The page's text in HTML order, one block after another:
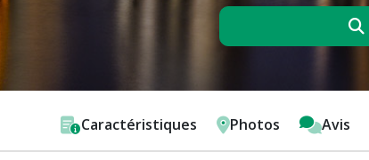
Caractéristiques Photos Avis